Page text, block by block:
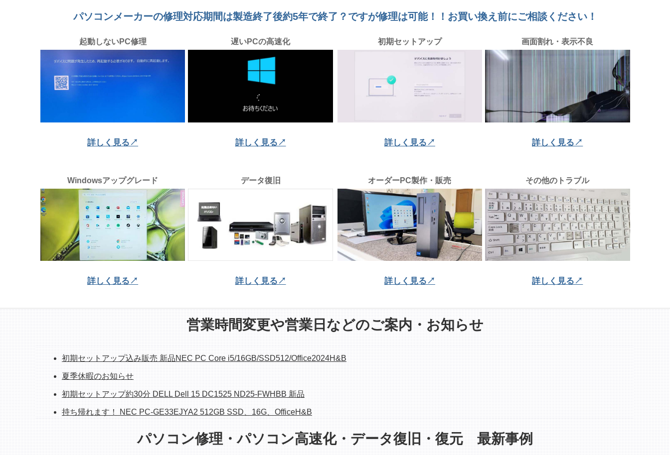
パソコンメーカーの修理対応期間は製造終了後約5年で終了？ですが修理は可能！！お買い換え前にご相談ください！
起動しないPC修理
詳しく見る↗
遅いPCの高速化
詳しく見る↗
初期セットアップ
詳しく見る↗
画面割れ・表示不良
詳しく見る↗
Windowsアップグレード
詳しく見る↗
データ復旧
詳しく見る↗
オーダーPC製作・販売
詳しく見る↗
その他のトラブル
詳しく見る↗
営業時間変更や営業日などのご案内・お知らせ
初期セットアップ込み販売 新品NEC PC Core i5/16GB/SSD512/Office2024H&B
夏季休暇のお知らせ
初期セットアップ約30分 DELL Dell 15 DC1525 ND25-FWHBB 新品
持ち帰れます！ NEC PC-GE33EJYA2 512GB SSD、16G、OfficeH&B
ホームページシステム更新作業中のお知らせ
整備済み中古デスクトップPC 販売中 富士通ESPLIMO D586/M
パソコン修理・パソコン高速化・データ復旧・復元 最新事例